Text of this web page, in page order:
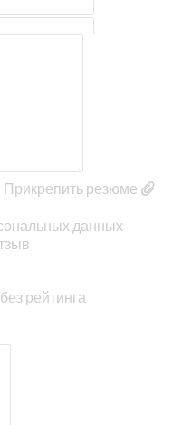
Прикрепить резюме
данных
рейтинга